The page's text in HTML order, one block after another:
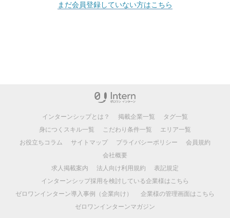
まだ会員登録していない方はこちら
インターンシップとは？ 掲載企業一覧
タグ一覧
身につくスキル一覧
こだわり条件一覧
エリア一覧
お役立ちコラム
サイトマップ プライバシーポリシー
会員規約
会社概要
求人掲載案内
法人向け利用規約
表記規定
インターンシップ採用を検討している企業様はこちら
ゼロワンインターン導入事例（企業向け）
企業様の管理画面はこちら
ゼロワンインターンマガジン